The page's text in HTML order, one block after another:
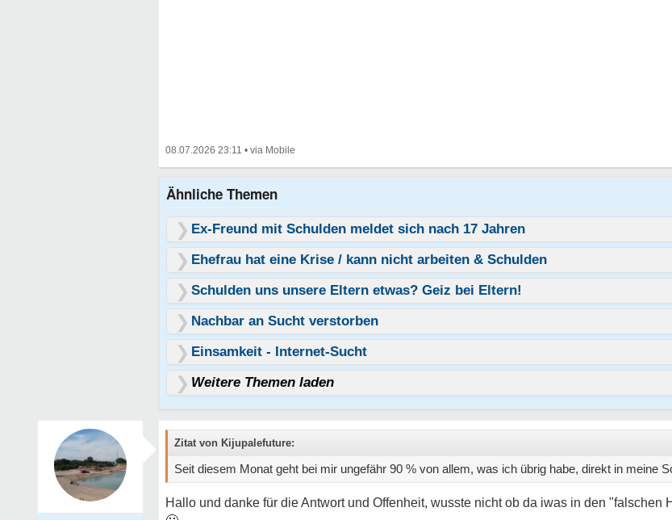
08.07.2026 23:11 •
Ähnliche Themen
Ex-Freund mit Schulden meldet sich nach 17 Jahren
Ehefrau hat eine Krise / kann nicht arbeiten & Schulden
Schulden uns unsere Eltern etwas? Geiz bei Eltern!
Nachbar an Sucht verstorben
Einsamkeit - Internet-Sucht
Weitere Themen laden
Zitat von Kijupalefuture:
Seit diesem Monat geht bei mir ungefähr 90 % von allem, was ich übrig habe, direkt in meine
Hallo und danke für die Antwort und Offenheit, wusste nicht ob da iwas in den "falschen